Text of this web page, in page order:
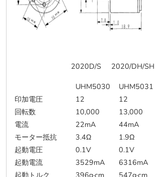
2020D/S 2020/DH/SH
UHM5030
UHM5031
印加電圧
12
12
回転数
10,000
13,000
電流
22mA
44mA
モーター抵抗
3.4Ω
1.9Ω
起動電圧
0.1V
0.1V
起動電流
3529mA
6316mA
起動トルク
396g·cm 547g·cm